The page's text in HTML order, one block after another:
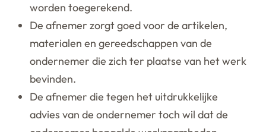
worden toegerekend.
De afnemer zorgt goed voor de artikelen,
materialen en gereedschappen van de
ondernemer die zich ter plaatse van het werk
bevinden.
De afnemer die tegen het uitdrukkelijke
advies van de ondernemer toch wil dat de